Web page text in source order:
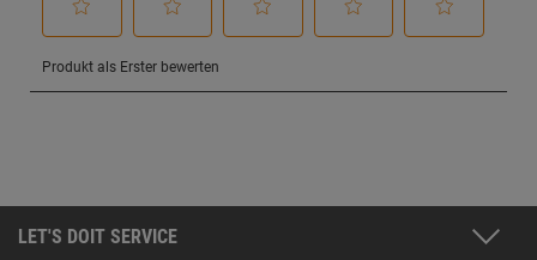
LET'S DOIT SERVICE